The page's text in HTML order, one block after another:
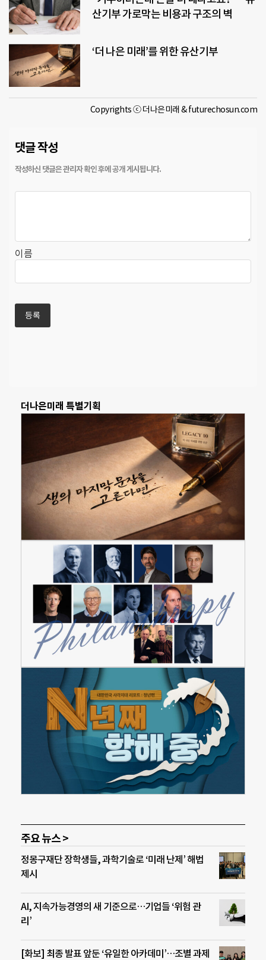
산기부 가로막는 비용과 구조의 벽
‘더 나은 미래’를 위한 유산기부
Copyrights ⓒ 더나은미래 & futurechosun.com
댓글 작성
이름
더나은미래 특별기획
주요 뉴스 >
정몽구재단 장학생들, 과학기술로 ‘미래 난제’ 해법
제시
AI, 지속가능경영의 새 기준으로…기업들 ‘위험 관
리’
[화보] 최종 발표 앞둔 ‘유일한 아카데미’…조별 과제